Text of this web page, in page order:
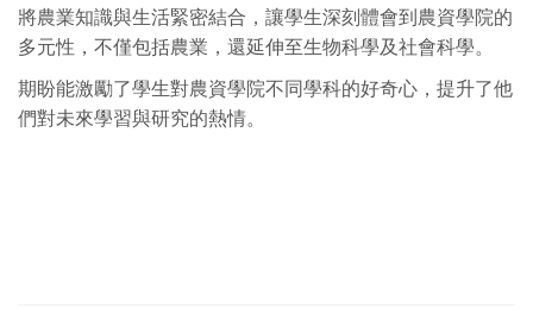
將農業知識與生活緊密結合，讓學生深刻體會到農資學院的
多元性，不僅包括農業，還延伸至生物科學及社會科學。
期盼能激勵了學生對農資學院不同學科的好奇心，提升了他
們對未來學習與研究的熱情。